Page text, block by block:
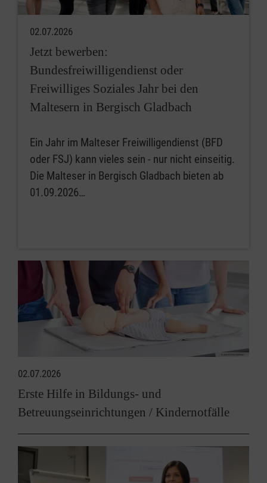
02.07.2026
Jetzt bewerben:
Bundesfreiwilligendienst oder
Freiwilliges Soziales Jahr bei den
Maltesern in Bergisch Gladbach
Ein Jahr im Malteser Freiwilligendienst (BFD
oder FSJ) kann vieles sein - nur nicht einseitig.
Die Malteser in Bergisch Gladbach bieten ab
01.09.2026…
02.07.2026
Erste Hilfe in Bildungs- und
Betreuungseinrichtungen / Kindernotfälle